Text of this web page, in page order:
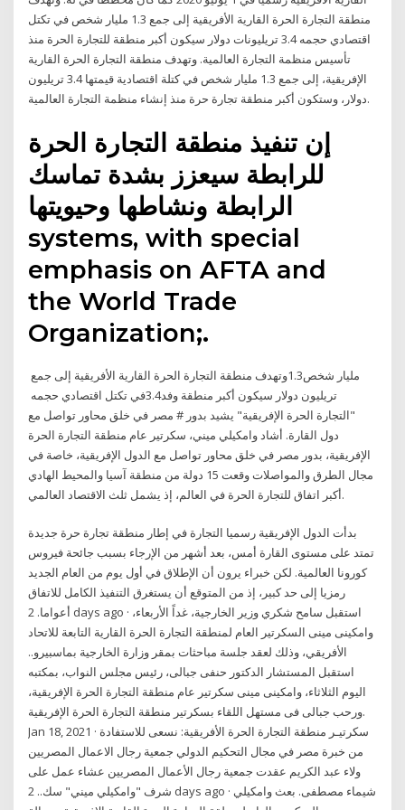
منطقة التجارة الحرة القارية الأفريقية إلى جمع 1.3 مليار شخص في تكتل
اقتصادي حجمه 3.4 تريليونات دولار سيكون أكبر منطقة للتجارة الحرة منذ
تأسيس منظمة التجارة العالمية. وتهدف منطقة التجارة الحرة القارية
الإفريقية، إلى جمع 1.3 مليار شخص في كتلة اقتصادية قيمتها 3.4 تريليون
دولار، وستكون أكبر منطقة تجارة حرة منذ إنشاء منظمة التجارة العالمية.
إن تنفيذ منطقة التجارة الحرة
للرابطة سيعزز بشدة تماسك
الرابطة ونشاطها وحيويتها
systems, with special
emphasis on AFTA and
the World Trade
Organization;.
وتهدف‭ ‬منطقة‭ ‬التجارة‭ ‬الحرة‭ ‬القارية‭ ‬الأفريقية‭ ‬إلى‭ ‬جمع‭ ‬1.3‭ ‬مليار‭ ‬شخص‭
"التجارة الحرة الإفريقية" يشيد بدور # مصر في خلق محاور تواصل مع
دول القارة. أشاد وامكيلي ميني، سكرتير عام منطقة التجارة الحرة
الإفريقية، بدور مصر في خلق محاور تواصل مع الدول الإفريقية، خاصة في
مجال الطرق والمواصلات وقعت 15 دولة من منطقة آسيا والمحيط الهادي
أكبر اتفاق للتجارة الحرة في العالم، إذ يشمل ثلث الاقتصاد العالمي.
بدأت الدول الإفريقية رسميا التجارة في إطار منطقة تجارة حرة جديدة
تمتد على مستوى القارة أمس، بعد أشهر من الإرجاء بسبب جائحة فيروس
كورونا العالمية. لكن خبراء يرون أن الإطلاق في أول يوم من العام الجديد
رمزيا إلى حد كبير، إذ من المتوقع أن يستغرق التنفيذ الكامل للاتفاق
أعواما. 2 days ago · استقبل سامح شكري وزير الخارجية، غداً الأربعاء،
وامكينى مينى السكرتير العام لمنطقة التجارة الحرة القارية التابعة للاتحاد
الأفريقي، وذلك لعقد جلسة مباحثات بمقر وزارة الخارجية بماسبيرو..
استقبل المستشار الدكتور حنفى جبالى، رئيس مجلس النواب، بمكتبه
‏اليوم الثلاثاء، وامكينى مينى سكرتير عام منطقة التجارة الحرة الإفريقية،
ورحب جبالى فى مستهل اللقاء بسكرتير منطقة التجارة الحرة الإفريقية.
Jan 18, 2021 · سكرتيـر منطقة التجارة الحرة الأفريقية: نسعى للاستفادة
من خبرة مصر في مجال التحكيم الدولي جمعية رجال الاعمال المصريين
ولاء عبد الكريم عقدت جمعية رجال الأعمال المصريين عشاء عمل على
شرف "وامكيلي ميني" سك.. 2 days ago · شيماء مصطفى. بعث وامكيلي